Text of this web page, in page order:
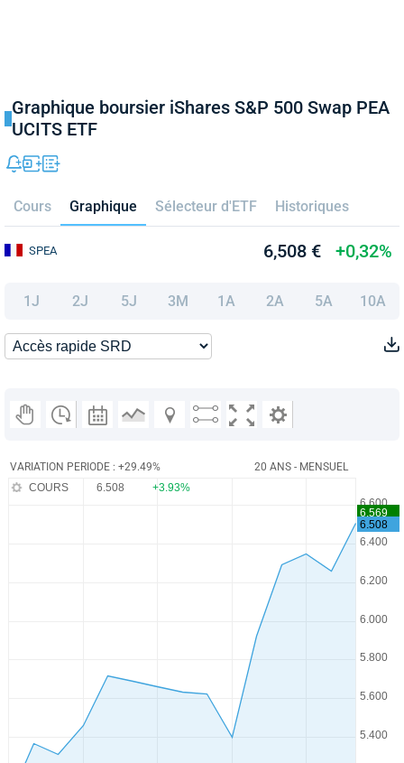
Graphique boursier iShares S&P 500 Swap PEA
UCITS ETF
Cours Graphique Sélecteur d'ETF Historiques
SPEA 6,508 € +0,32%
1J 2J 5J 3M 1A 2A 5A 10A
VARIATION PERIODE : +29.49% 20 ANS - MENSUEL
COURS 6.508 +3.93%